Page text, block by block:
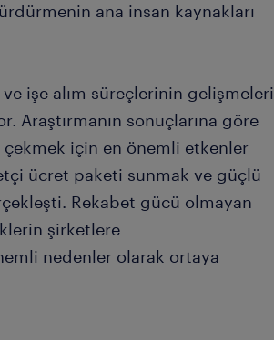
ana insan kaynakları
ve işe alım süreçlerinin gelişmeleri
sonuçlarına göre
için en önemli etkenler
ücret paketi sunmak ve güçlü
Rekabet gücü olmayan
şirketlere
nedenler olarak ortaya